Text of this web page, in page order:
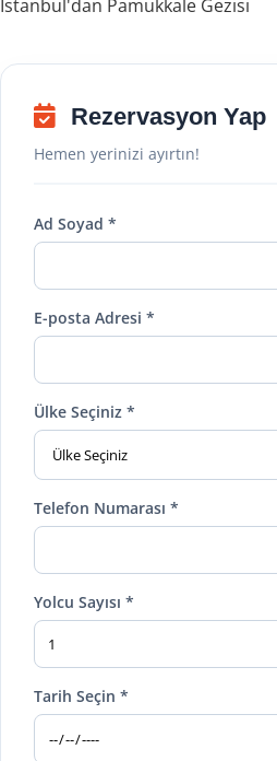
İstanbul'dan Pamukkale Gezisi
Rezervasyon Yap
Hemen yerinizi ayırtın!
Ad Soyad *
E-posta Adresi *
Ülke Seçiniz *
Telefon Numarası *
Yolcu Sayısı *
Tarih Seçin *